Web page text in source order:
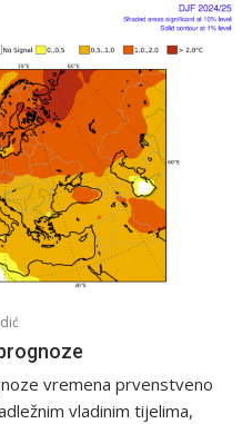
vremena prvenstveno
vladinim tijelima,